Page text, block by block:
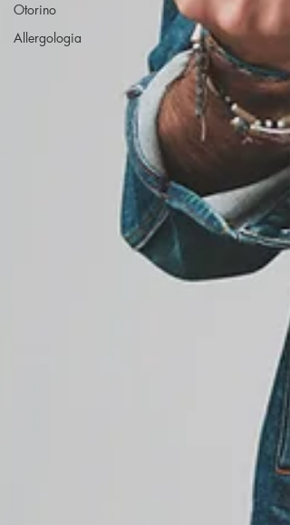
Otorino
Allergologia